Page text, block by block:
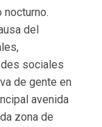
nocturno.
del
sociales
de gente en
avenida
zona de